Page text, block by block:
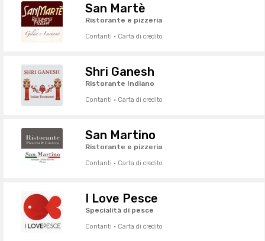
San Martè
Ristorante e pizzeria
Contanti · Carta di credito
Shri Ganesh
Ristorante Indiano
Contanti · Carta di credito
San Martino
Ristorante e pizzeria
Contanti · Carta di credito
I Love Pesce
Specialità di pesce
Contanti · Carta di credito